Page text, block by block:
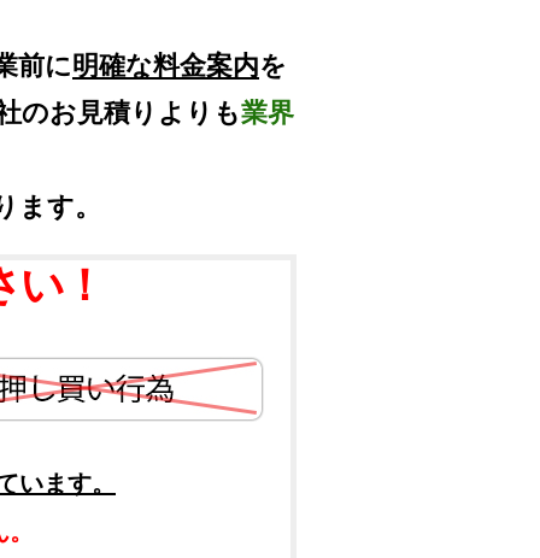
前に明確な料金案内を
のお見積りよりも業界
ます。
！
います。